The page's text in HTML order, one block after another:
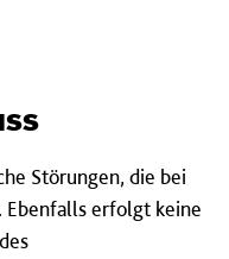
Störungen, die bei
erfolgt keine